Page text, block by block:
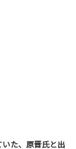
た、原晋氏と出